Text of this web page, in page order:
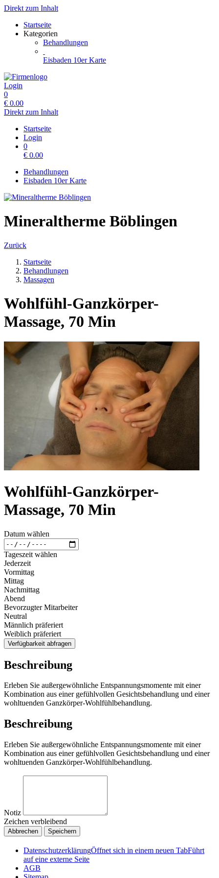
Direkt zum Inhalt
Startseite
Kategorien
Behandlungen
Eisbaden 10er Karte
Login
0
€ 0.00
Direkt zum Inhalt
Startseite
Login
0
€ 0.00
Behandlungen
Eisbaden 10er Karte
Mineraltherme Böblingen
Zurück
Startseite
Behandlungen
Massagen
Wohlfühl-Ganzkörper-
Massage, 70 Min
Wohlfühl-Ganzkörper-
Massage, 70 Min
Datum wählen
Tageszeit wählen
Jederzeit
Vormittag
Mittag
Nachmittag
Abend
Bevorzugter Mitarbeiter
Neutral
Männlich präferiert
Weiblich präferiert
Verfügbarkeit abfragen
Beschreibung
Erleben Sie außergewöhnliche Entspannungsmomente mit einer
Kombination aus einer gefühlvollen Gesichtsbehandlung und einer
wohltuenden Ganzkörper-Wohlfühlbehandlung.
Beschreibung
Erleben Sie außergewöhnliche Entspannungsmomente mit einer
Kombination aus einer gefühlvollen Gesichtsbehandlung und einer
wohltuenden Ganzkörper-Wohlfühlbehandlung.
Notiz
Zeichen verbleibend
Abbrechen Speichern
DatenschutzerklärungÖffnet sich in einem neuen TabFührt
auf eine externe Seite
AGB